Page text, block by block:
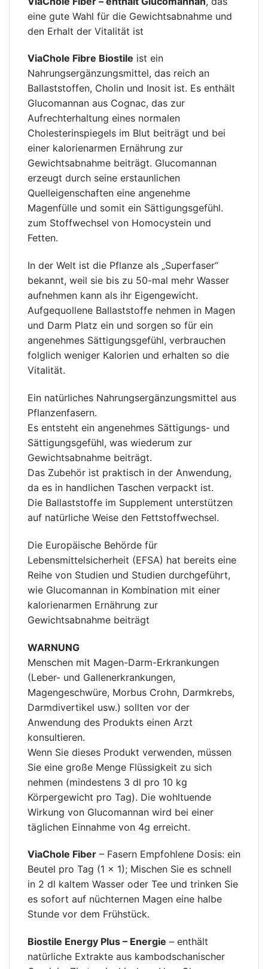
eine gute Wahl für die Gewichtsabnahme und
den Erhalt der Vitalität ist
ViaChole Fibre Biostile ist ein
Nahrungsergänzungsmittel, das reich an
Ballaststoffen, Cholin und Inosit ist. Es enthält
Glucomannan aus Cognac, das zur
Aufrechterhaltung eines normalen
Cholesterinspiegels im Blut beiträgt und bei
einer kalorienarmen Ernährung zur
Gewichtsabnahme beiträgt. Glucomannan
erzeugt durch seine erstaunlichen
Quelleigenschaften eine angenehme
Magenfülle und somit ein Sättigungsgefühl.
zum Stoffwechsel von Homocystein und
Fetten.
In der Welt ist die Pflanze als „Superfaser“
bekannt, weil sie bis zu 50-mal mehr Wasser
aufnehmen kann als ihr Eigengewicht.
Aufgequollene Ballaststoffe nehmen in Magen
und Darm Platz ein und sorgen so für ein
angenehmes Sättigungsgefühl, verbrauchen
folglich weniger Kalorien und erhalten so die
Vitalität.
Ein natürliches Nahrungsergänzungsmittel aus
Pflanzenfasern.
Es entsteht ein angenehmes Sättigungs- und
Sättigungsgefühl, was wiederum zur
Gewichtsabnahme beiträgt.
Das Zubehör ist praktisch in der Anwendung,
da es in handlichen Taschen verpackt ist.
Die Ballaststoffe im Supplement unterstützen
auf natürliche Weise den Fettstoffwechsel.
Die Europäische Behörde für
Lebensmittelsicherheit (EFSA) hat bereits eine
Reihe von Studien und Studien durchgeführt,
wie Glucomannan in Kombination mit einer
kalorienarmen Ernährung zur
Gewichtsabnahme beiträgt
WARNUNG
Menschen mit Magen-Darm-Erkrankungen
(Leber- und Gallenerkrankungen,
Magengeschwüre, Morbus Crohn, Darmkrebs,
Darmdivertikel usw.) sollten vor der
Anwendung des Produkts einen Arzt
konsultieren.
Wenn Sie dieses Produkt verwenden, müssen
Sie eine große Menge Flüssigkeit zu sich
nehmen (mindestens 3 dl pro 10 kg
Körpergewicht pro Tag). Die wohltuende
Wirkung von Glucomannan wird bei einer
täglichen Einnahme von 4g erreicht.
ViaChole Fiber – Fasern Empfohlene Dosis: ein
Beutel pro Tag (1 × 1); Mischen Sie es schnell
in 2 dl kaltem Wasser oder Tee und trinken Sie
es sofort auf nüchternen Magen eine halbe
Stunde vor dem Frühstück.
Biostile Energy Plus – Energie – enthält
natürliche Extrakte aus kambodschanischer